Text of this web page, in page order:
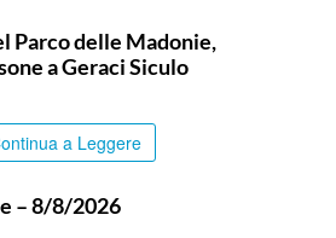
Parco delle Madonie,
a Geraci Siculo
a Leggere
– 8/8/2026